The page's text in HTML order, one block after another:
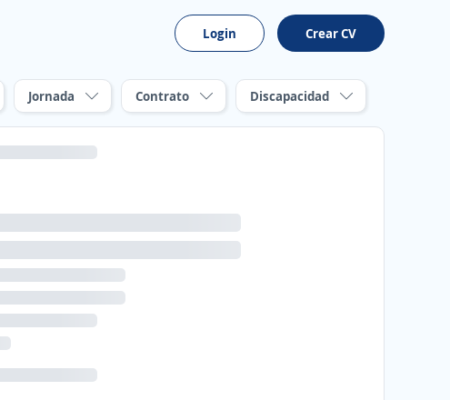
Login Crear CV
Jornada Contrato Discapacidad